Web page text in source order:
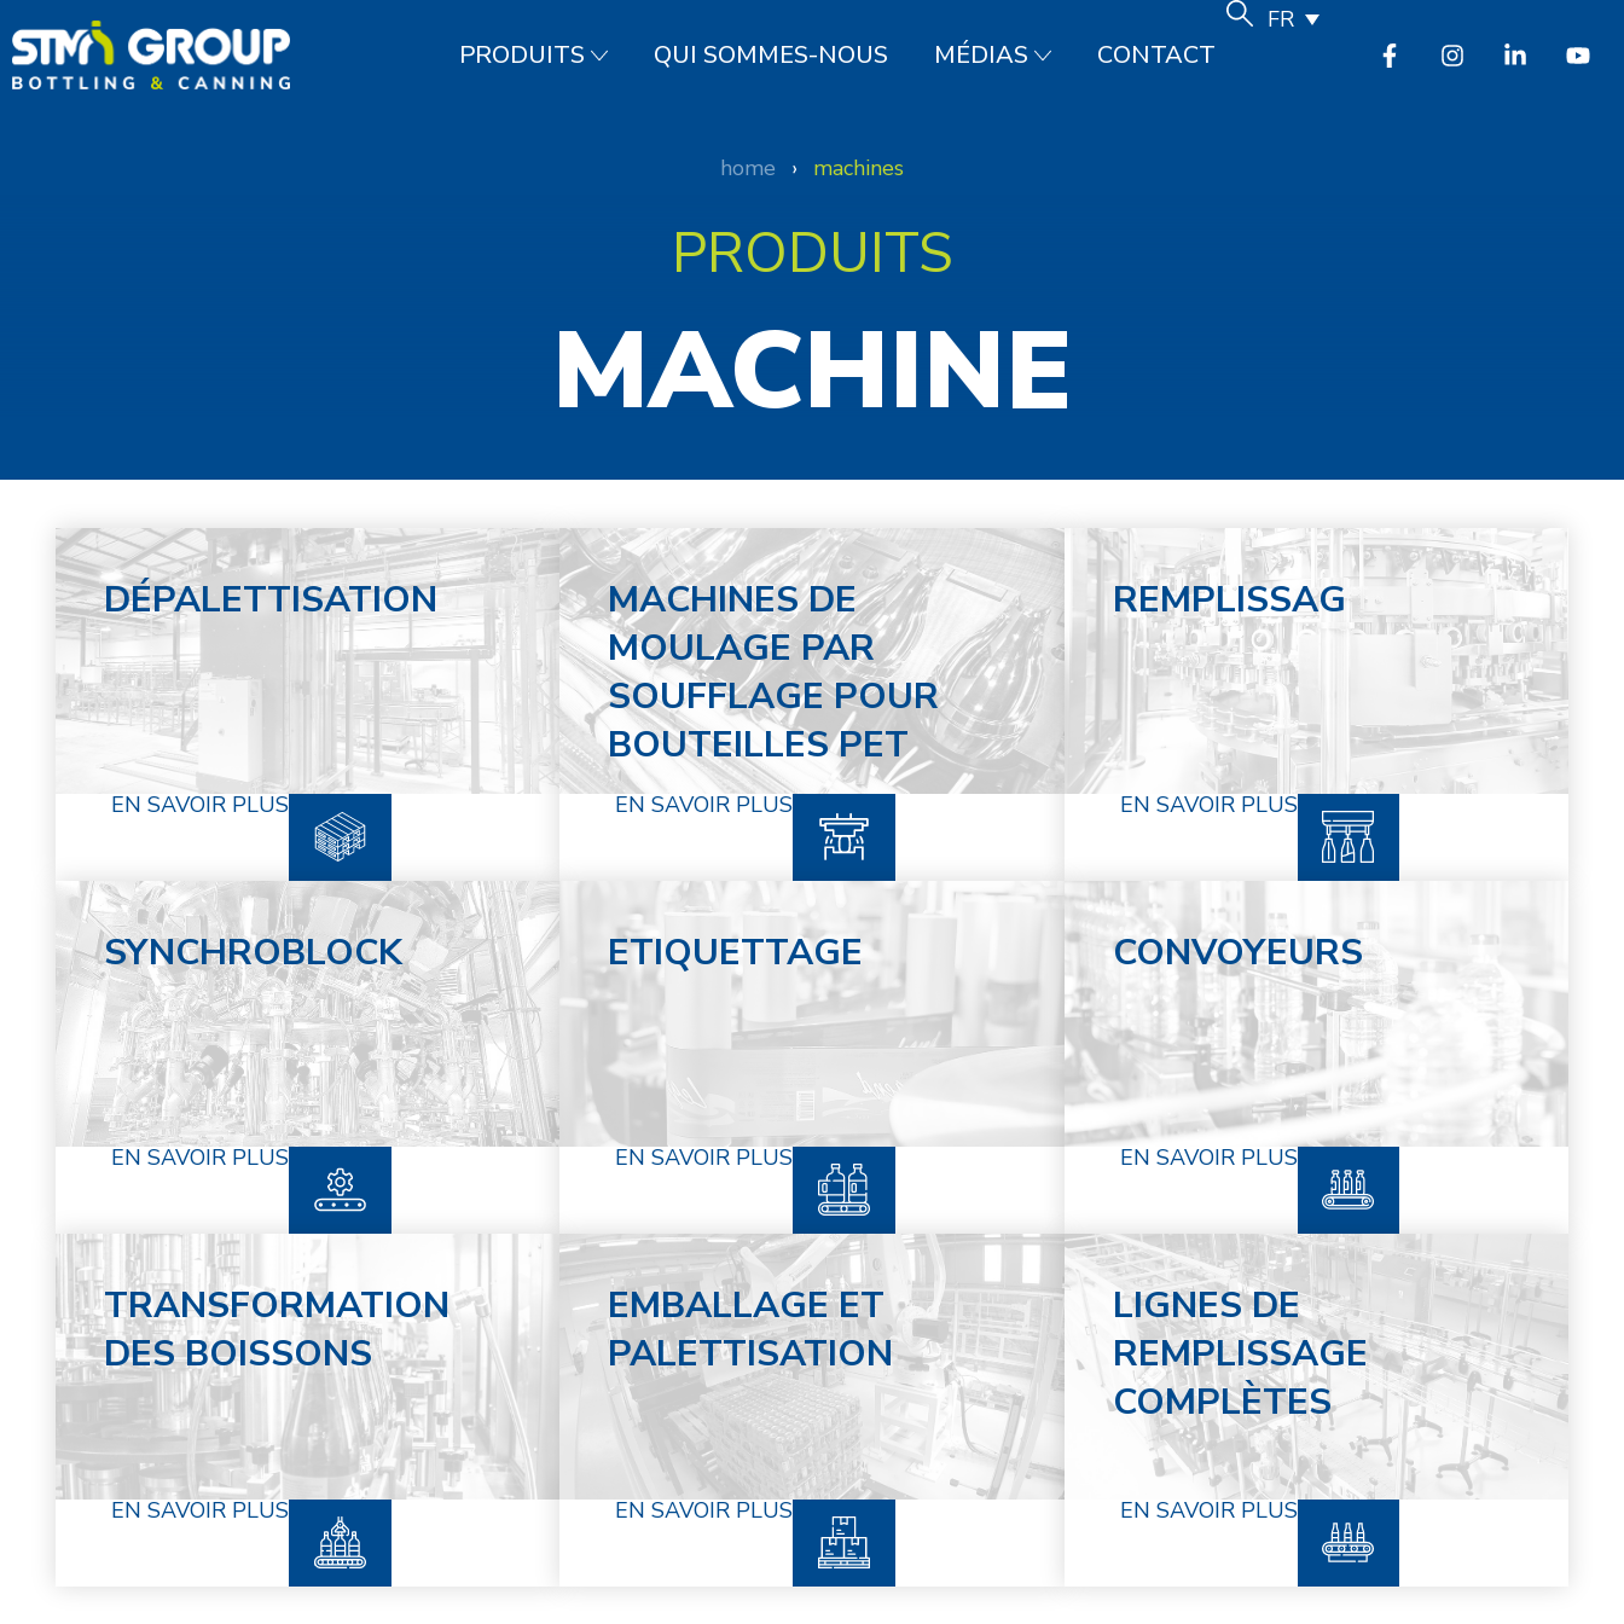
PRODUITS QUI SOMMES-NOUS MÉDIAS CONTACT
FR
home › machines
PRODUITS
MACHINE
DÉPALETTISATION
EN SAVOIR PLUS
MACHINES DE
MOULAGE PAR
SOUFFLAGE POUR
BOUTEILLES PET
EN SAVOIR PLUS
REMPLISSAG
EN SAVOIR PLUS
SYNCHROBLOCK
EN SAVOIR PLUS
ETIQUETTAGE
EN SAVOIR PLUS
CONVOYEURS
EN SAVOIR PLUS
TRANSFORMATION
DES BOISSONS
EN SAVOIR PLUS
EMBALLAGE ET
PALETTISATION
EN SAVOIR PLUS
LIGNES DE
REMPLISSAGE
COMPLÈTES
EN SAVOIR PLUS